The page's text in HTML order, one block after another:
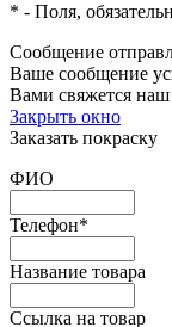
* - Поля,
Сообщение
Ваше сообщение
Вами свяжется наш
Закрыть окно
Заказать покраску
ФИО
Телефон*
Название товара
Ссылка на товар